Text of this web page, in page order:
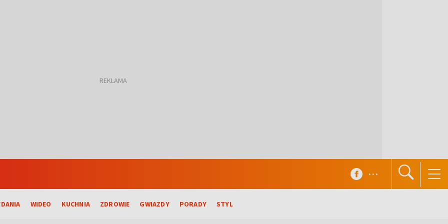
WIDEO KUCHNIA ZDROWIE GWIAZDY PORADY STYL
...